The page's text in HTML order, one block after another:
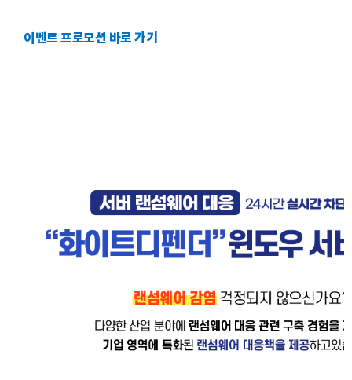
이벤트 프로모션 바로 가기